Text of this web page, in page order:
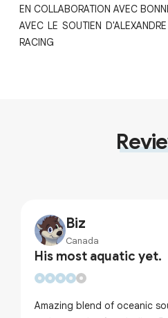
EN COLLABORATION AVEC
AVEC LE SOUTIEN
RACING
Biz
Canada
His most aquatic yet.
Amazing blend of oceanic